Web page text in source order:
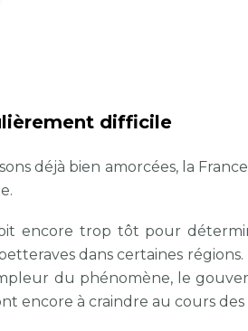
difficile
déjà bien amorcées, la
encore trop tôt pour
dans certaines
du phénomène, le
encore à craindre au cours des